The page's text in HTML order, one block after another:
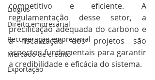
Litígios
Direito empresarial
Recuperação empresarial
Mercado de crédito
Exportação
competitivo e eficiente. A
regulamentação desse setor, a
precificação adequada do carbono e
a fiscalização dos projetos são
aspectos fundamentais para garantir
a credibilidade e eficácia do sistema.